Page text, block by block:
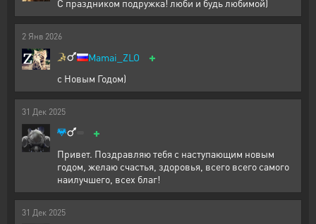
С праздником подружка! люби и будь любимой)
2 Янв 2026
Mamai_ZLO +
с Новым Годом)
31 Дек 2025
+
Привет. Поздравляю тебя с наступающим новым
годом, желаю счастья, здоровья, всего всего самого
наилучшего, всех благ!
31 Дек 2025